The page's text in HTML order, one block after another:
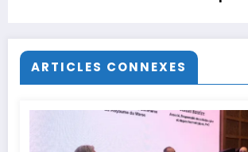
ARTICLES CONNEXES